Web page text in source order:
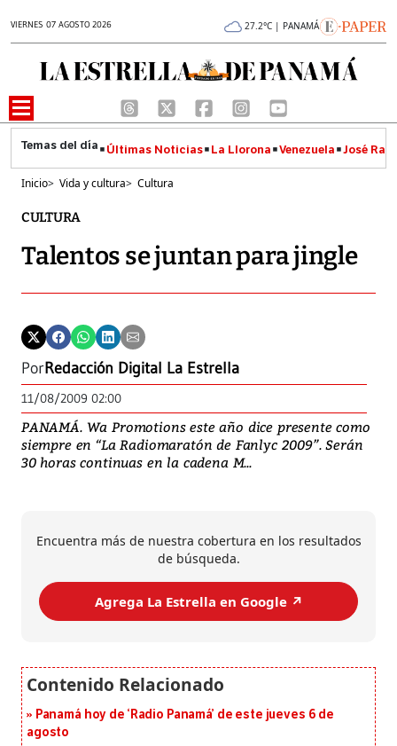
VIERNES 07 AGOSTO 2026 27.2°C | PANAMÁ
Últimas Noticias La Llorona Venezuela José
Inicio> Vida y cultura> Cultura
CULTURA
Talentos se juntan para jingle
PorRedacción Digital La Estrella
11/08/2009 02:00
PANAMÁ. Wa Promotions este año dice presente como
siempre en “La Radiomaratón de Fanlyc 2009”. Serán
30 horas continuas en la cadena M...
Encuentra más de nuestra cobertura en los resultados
de búsqueda.
Agrega La Estrella en Google ↗️
Panamá hoy de ‘Radio Panamá’ de este jueves 6 de
agosto